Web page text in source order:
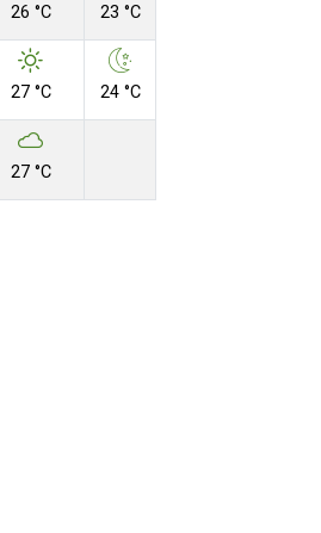
26 °C 23 °C
27 °C 24 °C
27 °C